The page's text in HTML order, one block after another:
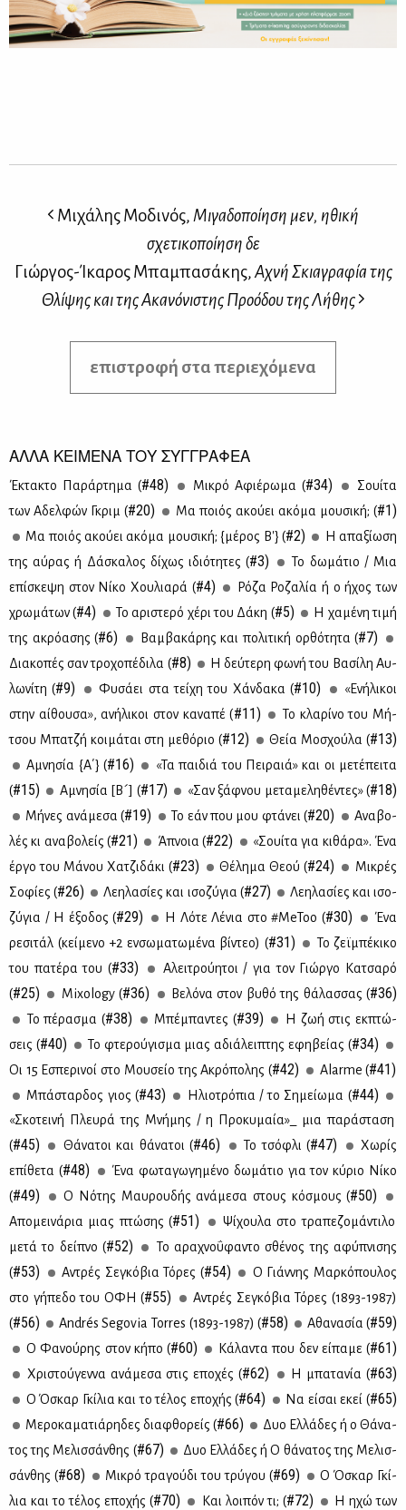
Μιχάλης Μοδινός,Μιγαδοποίηση μεν, ηθική
σχετικοποίηση δε
Γιώργος-Ίκαρος Μπαμπασάκης,Αχνή Σκιαγραφία της
Θλίψης και της Ακανόνιστης Προόδου της Λήθης
επιστροφή στα περιεχόμενα
ΑΛΛΑ ΚΕΙΜΕΝΑ ΤΟΥ ΣΥΓΓΡΑΦΕΑ
Έκτα­κτο Πα­ράρ­τη­μα (#48) Μι­κρό Αφιέ­ρω­μα (#34)
Σουί­τα
των Αδελ­φών Γκριμ (#20) Μα ποιός ακού­ει ακό­μα μου­σι­κή; (#1)
Μα ποιός ακού­ει ακό­μα μου­σι­κή; {μέ­ρος Β'} (#2)
Η απα­ξί­ω­ση
της αύ­ρας ή Δά­σκα­λος δί­χως ιδιό­τη­τες (#3)
Το δω­μά­τιο / Μια
επί­σκε­ψη στον Νί­κο Χου­λια­ρά (#4)
Ρό­ζα Ρο­ζα­λία ή ο ήχος των
χρω­μά­των (#4) Το αρι­στε­ρό χέ­ρι του Δά­κη (#5)
H χα­μέ­νη τι­μή
της ακρό­α­σης (#6) Βαμ­βα­κά­ρης και πο­λι­τι­κή ορ­θό­τη­τα (#7)
Δια­κο­πές σαν τρο­χο­πέ­δι­λα (#8)
Η δεύ­τε­ρη φω­νή του Βα­σί­λη Αυ­
λω­νί­τη (#9) Φυ­σά­ει στα τεί­χη του Χάν­δα­κα (#10)
«Ενή­λι­κοι
στην αί­θου­σα», ανή­λι­κοι στον κα­να­πέ (#11)
Το κλα­ρί­νο του Μή­
τσου Μπα­τζή κοι­μά­ται στη με­θό­ριο (#12) Θεία Μο­σχού­λα (#13)
Αμνη­σία {Α΄} (#16)
«Τα παι­διά του Πει­ραιά» και οι με­τέ­πει­τα
(#15) Αμνη­σία [Β´] (#17) «Σαν ξάφ­νου με­τα­με­λη­θέ­ντες» (#18)
Μή­νες ανά­με­σα (#19) Το εάν που μου φτά­νει (#20)
Ανα­βο­
λές κι ανα­βο­λείς (#21) Άπνοια (#22)
«Σουί­τα για κι­θά­ρα». Ένα
έρ­γο του Μά­νου Χα­τζι­δά­κι (#23) Θέ­λη­μα Θε­ού (#24)
Μι­κρές
Σο­φί­ες (#26) Λε­η­λα­σί­ες και ισο­ζύ­για (#27)
Λε­η­λα­σί­ες και ισο­
ζύ­για / H έξο­δος (#29) Η Λό­τε Λέ­νια στο #MeToo (#30)
Ένα
ρε­σι­τάλ (κεί­με­νο +2 εν­σω­μα­τω­μέ­να βί­ντεο) (#31)
Το ζεϊ­μπέ­κι­κο
του πα­τέ­ρα του (#33)
Αλει­τρού­η­τοι / για τον Γιώρ­γο Κα­τσα­ρό
(#25) Mixology (#36) Βε­λό­να στον βυ­θό της θά­λασ­σας (#36)
Το πέ­ρα­σμα (#38) Μπέ­μπα­ντες (#39)
Η ζωή στις εκ­πτώ­
σεις (#40) Το φτε­ρού­γι­σμα μιας αδιά­λει­πτης εφη­βεί­ας (#34)
Οι 15 Εσπε­ρι­νοί στο Μου­σείο της Ακρό­πο­λης (#42) Alarme (#41)
Μπά­σταρ­δος γιος (#43) Ηλιο­τρό­πια / το Ση­μεί­ω­μα (#44)
«Σκο­τει­νή Πλευ­ρά της Μνή­μης / η Προ­κυ­μαία»_ μια πα­ρά­στα­ση
(#45) Θά­να­τοι και θά­να­τοι (#46) Το τσό­φλι (#47)
Χω­ρίς
επί­θε­τα (#48)
Ένα φω­τα­γω­γη­μέ­νο δω­μά­τιο για τον κύ­ριο Νί­κο
(#49) Ο Νό­της Μαυ­ρου­δής ανά­με­σα στους κό­σμους (#50)
Απο­μει­νά­ρια μιας πτώ­σης (#51)
Ψί­χου­λα στο τρα­πε­ζο­μά­ντι­λο
με­τά το δεί­πνο (#52)
Το αρα­χνο­ΰ­φα­ντο σθέ­νος της αφύ­πνι­σης
(#53) Αντρές Σε­γκό­βια Τό­ρες (#54)
Ο Γιάν­νης Μαρ­κό­που­λος
στο γή­πε­δο του ΟΦΗ (#55)
Aντρές Σε­γκό­βια Τό­ρες (1893-1987)
(#56) Andrés Segovia Torres (1893-1987) (#58) Αθα­να­σία (#59)
Ο Φα­νού­ρης στον κή­πο (#60) Κά­λα­ντα που δεν εί­πα­με (#61)
Χρι­στού­γεν­να ανά­με­σα στις επο­χές (#62) Η μπα­τα­νία (#63)
Ο Όσκαρ Γκί­λια και το τέ­λος επο­χής (#64) Να εί­σαι εκεί (#65)
Με­ρο­κα­μα­τιά­ρη­δες δια­φθο­ρείς (#66)
Δυο Ελ­λά­δες ή ο Θά­να­
τος της Με­λισ­σάν­θης (#67)
Δυο Ελ­λά­δες ή Ο θά­να­τος της Με­λισ­
σάν­θης (#68) Μι­κρό τρα­γού­δι του τρύ­γου (#69)
Ο Όσκαρ Γκί­
λια και το τέ­λος επο­χής (#70) Και λοι­πόν τι; (#72)
Η ηχώ των